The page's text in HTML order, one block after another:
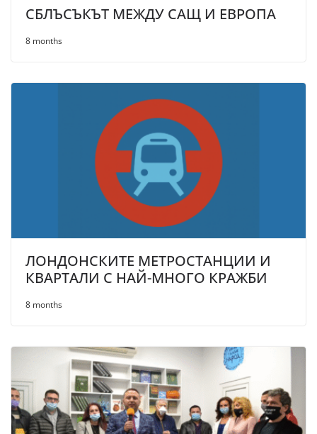
СБЛЪСЪКЪТ МЕЖДУ САЩ И ЕВРОПА
8 months
ЛОНДОНСКИТЕ МЕТРОСТАНЦИИ И
КВАРТАЛИ С НАЙ-МНОГО КРАЖБИ
8 months